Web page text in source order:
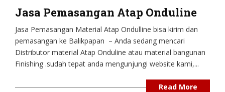
Jasa Pemasangan Atap Onduline
Jasa Pemasangan Material Atap Ondulline bisa kirim dan
pemasangan ke Balikpapan – Anda sedang mencari
Distributor material Atap Onduline atau material bangunan
Finishing .sudah tepat anda mengunjungi website kami,...
Read More